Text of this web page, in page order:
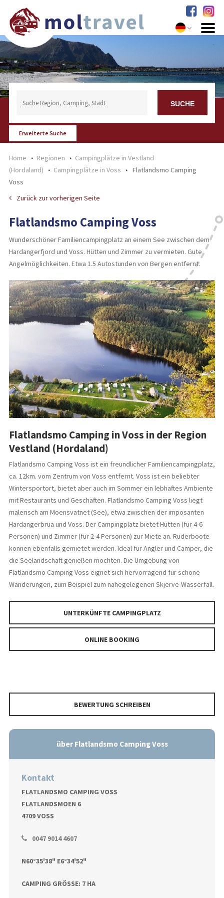
Erweiterte Suche
Home Regionen
Campingplätze in Vestland
(Hordaland)
Campingplätze in Voss
Flatlandsmo Camping
Voss
Zurück zur vorherigen Seite
Flatlandsmo Camping Voss
Wunderschöner Familiencampingplatz an einem See zwischen dem
Hardangerfjord und Voss. Hütten und Zimmer zu vermieten. Gute
Angelmöglichkeiten. Etwa 1.5 Autostunden von Bergen entfernt.
Flatlandsmo Camping in Voss in der Region
Vestland (Hordaland)
Flatlandsmo Camping Voss ist ein freundlicher Familiencampingplatz,
ca. 12km. vom Zentrum von Voss entfernt. Voss ist ein beliebter
Wintersportort, bietet aber auch im Sommer ein lebhaftes Ambiente
mit Restaurants und Geschäften. Flatlandsmo Camping Voss liegt
malerisch am Moensvatnet (See), etwa zwischen der imposanten
Hardangerbrua und Voss. Der Campingplatz bietet Hütten (für 4-6
Personen) und Zimmer (für 2-4 Personen) zur Miete an. Ruderboote
können ebenfalls gemietet werden. Ideal für Angler und Camper, die
die Seelandschaft genießen möchten. Die Umgebung von
Flatlandsmo Camping Voss eignet sich hervorragend für schöne
Wanderungen, zum Beispiel zum nahegelegenen Skjerve-Wasserfall.
UNTERKÜNFTE CAMPINGPLATZ
ONLINE BOOKING
BEWERTUNG SCHREIBEN
über Flatlandsmo Camping Voss
Kontakt
FLATLANDSMO CAMPING VOSS
FLATLANDSMOEN 6
4709 VOSS
0047 9014 4607
N60°35'38" E6°34'52"
CAMPING GRÖSSE: 7 HA